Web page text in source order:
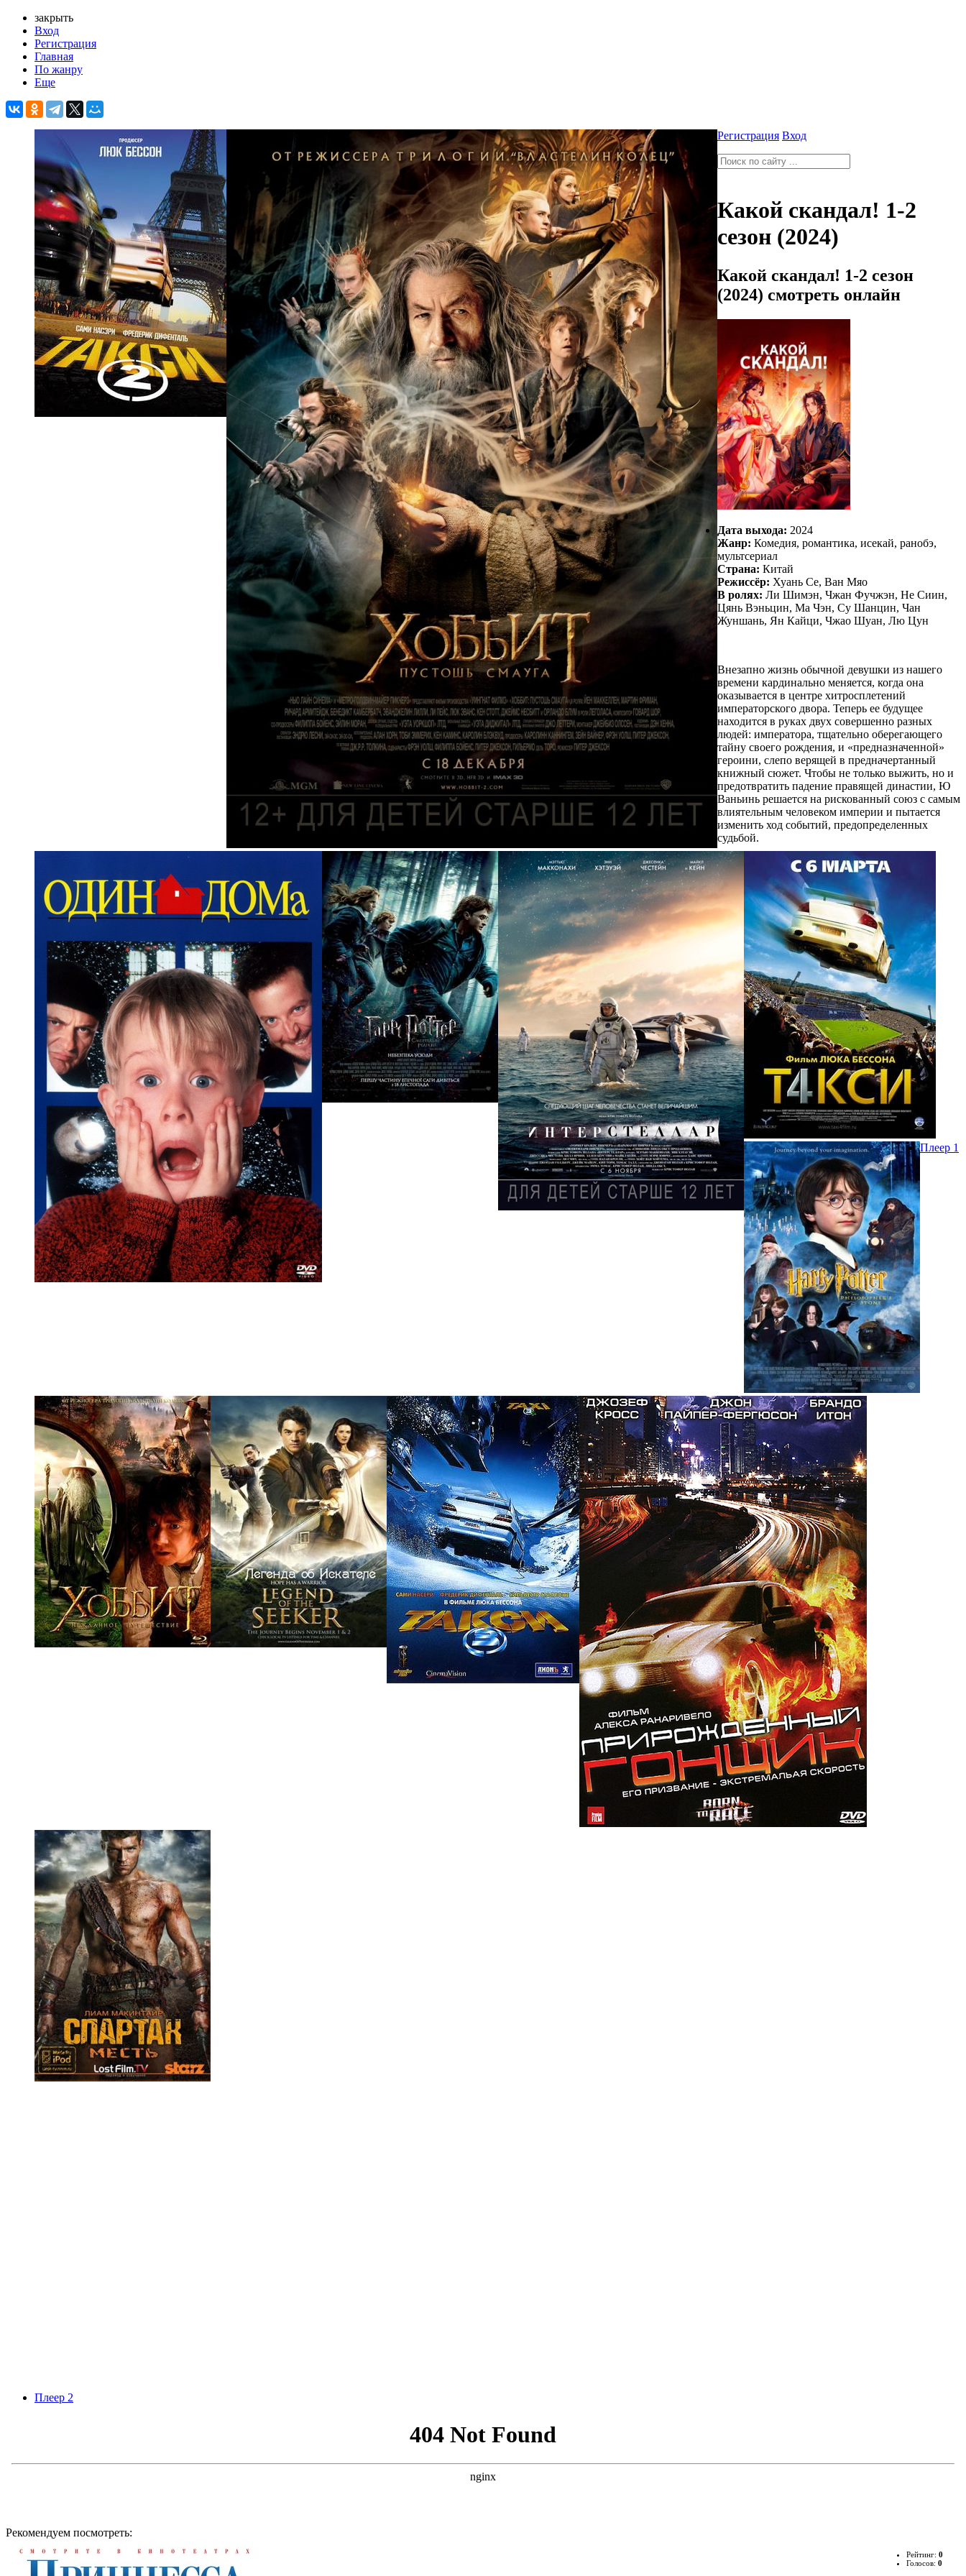
закрыть
Вход
Регистрация
Главная
По жанру
Еще
Регистрация Вход
Какой скандал! 1-2
сезон (2024)
Какой скандал! 1-2 сезон
(2024) смотреть онлайн
Дата выхода: 2024
Жанр: Комедия, романтика, исекай, ранобэ,
мультсериал
Страна: Китай
Режиссёр: Хуань Се, Ван Мяо
В ролях: Ли Шимэн, Чжан Фучжэн, Не Сиин,
Цянь Вэньцин, Ма Чэн, Су Шанцин, Чан
Жуншань, Ян Кайци, Чжао Шуан, Лю Цун
Внезапно жизнь обычной девушки из нашего
времени кардинально меняется, когда она
оказывается в центре хитросплетений
императорского двора. Теперь ее будущее
находится в руках двух совершенно разных
людей: императора, тщательно оберегающего
тайну своего рождения, и «предназначенной»
героини, слепо верящей в предначертанный
книжный сюжет. Чтобы не только выжить, но и
предотвратить падение правящей династии, Ю
Ваньинь решается на рискованный союз с самым
влиятельным человеком империи и пытается
изменить ход событий, предопределенных
судьбой.
Плеер 1
Плеер 2
Рекомендуем посмотреть:
Рейтинг: 0
Голосов: 0